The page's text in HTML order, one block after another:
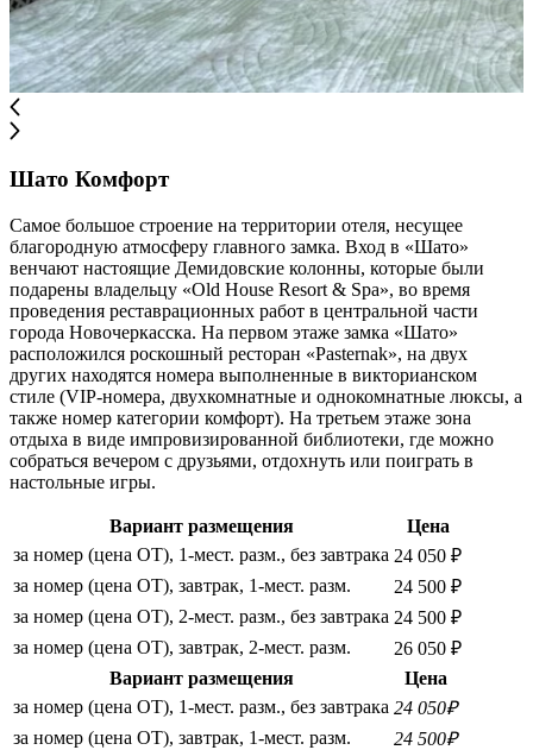
Шато Комфорт
Самое большое строение на территории отеля, несущее
благородную атмосферу главного замка. Вход в «Шато»
венчают настоящие Демидовские колонны, которые были
подарены владельцу «Old House Resort & Spa», во время
проведения реставрационных работ в центральной части
города Новочеркасска. На первом этаже замка «Шато»
расположился роскошный ресторан «Pasternak», на двух
других находятся номера выполненные в викторианском
стиле (VIP-номера, двухкомнатные и однокомнатные люксы, а
также номер категории комфорт). На третьем этаже зона
отдыха в виде импровизированной библиотеки, где можно
собраться вечером с друзьями, отдохнуть или поиграть в
настольные игры.
Вариант размещения
Цена
за номер (цена ОТ), 1-мест. разм., без завтрака 24 050 ₽
за номер (цена ОТ), завтрак, 1-мест. разм.
24 500 ₽
за номер (цена ОТ), 2-мест. разм., без завтрака 24 500 ₽
за номер (цена ОТ), завтрак, 2-мест. разм.
26 050 ₽
Вариант размещения
Цена
за номер (цена ОТ), 1-мест. разм., без завтрака 24 050₽
за номер (цена ОТ), завтрак, 1-мест. разм.
24 500₽